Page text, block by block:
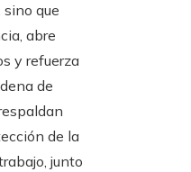
que
abre
y refuerza
de
de la
junto